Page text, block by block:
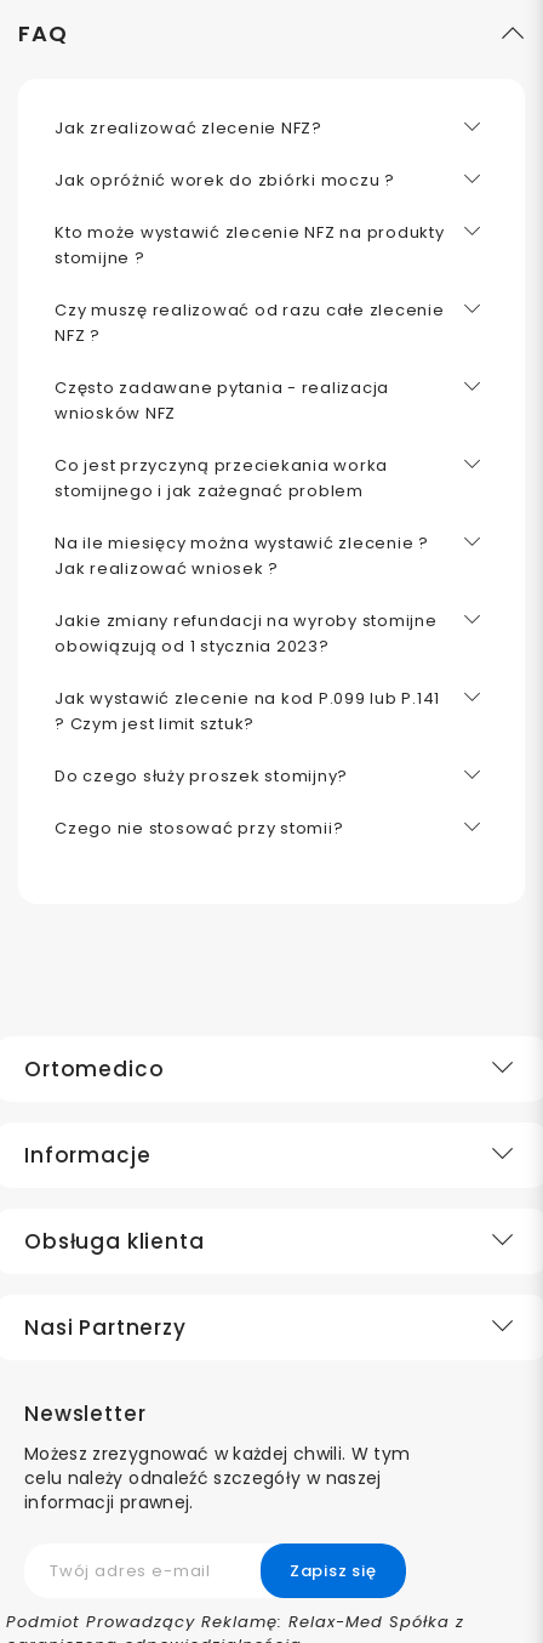
FAQ
Jak zrealizować zlecenie NFZ?
Jak opróżnić worek do zbiórki moczu ?
Kto może wystawić zlecenie NFZ na produkty
stomijne ?
Czy muszę realizować od razu całe zlecenie
NFZ ?
Często zadawane pytania - realizacja
wniosków NFZ
Co jest przyczyną przeciekania worka
stomijnego i jak zażegnać problem
Na ile miesięcy można wystawić zlecenie ?
Jak realizować wniosek ?
Jakie zmiany refundacji na wyroby stomijne
obowiązują od 1 stycznia 2023?
Jak wystawić zlecenie na kod P.099 lub P.141
? Czym jest limit sztuk?
Do czego służy proszek stomijny?
Czego nie stosować przy stomii?
Ortomedico
Informacje
Obsługa klienta
Nasi Partnerzy
Newsletter
Możesz zrezygnować w każdej chwili. W tym
celu należy odnaleźć szczegóły w naszej
informacji prawnej.
Podmiot Prowadzący Reklamę: Relax-Med Spółka z